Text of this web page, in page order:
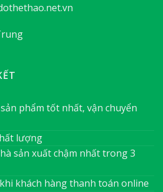
phẩm tốt nhất, vận chuyển
lượng
sản xuất chậm nhất trong 3
khách hàng thanh toán online